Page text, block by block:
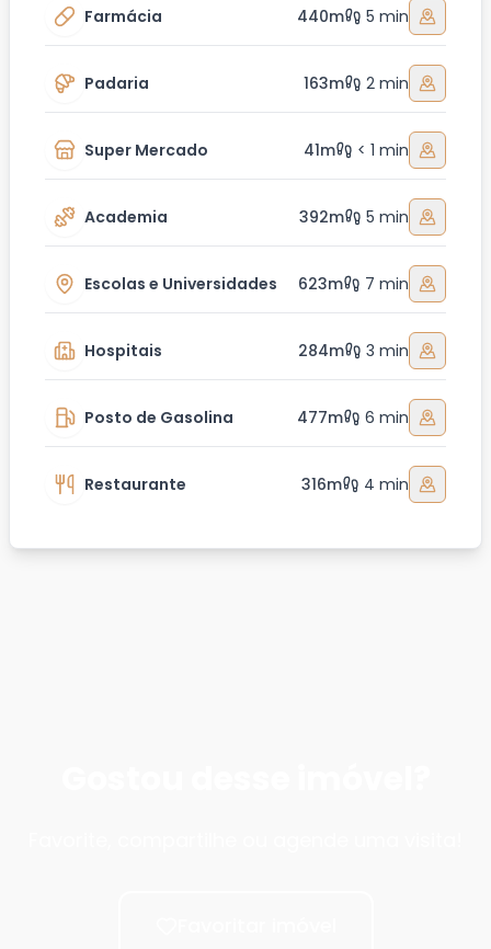
Farmácia 440m 5 min
Padaria 163m 2 min
Super Mercado 41m < 1 min
Academia 392m 5 min
Escolas e Universidades 623m 7 min
Hospitais 284m 3 min
Posto de Gasolina 477m 6 min
Restaurante 316m 4 min